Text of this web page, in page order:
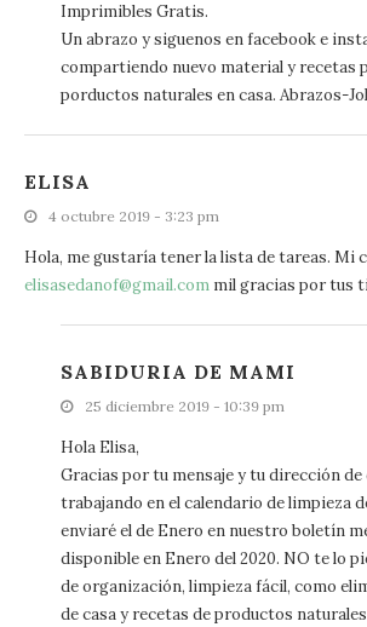
Imprimibles Gratis.
Un abrazo y siguenos en facebook e
compartiendo nuevo material y recetas
porductos naturales en casa. Abrazos-
ELISA
4 octubre 2019 - 3:23 pm
Hola, me gustaría tener la lista de tareas. Mi
elisasedanof@gmail.com mil gracias por tus
SABIDURIA DE MAMI
25 diciembre 2019 - 10:39 pm
Hola Elisa,
Gracias por tu mensaje y tu dirección de
trabajando en el calendario de limpieza
enviaré el de Enero en nuestro boletín
disponible en Enero del 2020. NO te lo
de organización, limpieza fácil, como
de casa y recetas de productos